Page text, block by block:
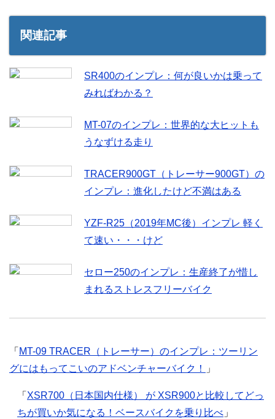
関連記事
SR400のインプレ：何が良いかは乗って
みればわかる？
MT-07のインプレ：世界的な大ヒットも
うなずける走り
TRACER900GT（トレーサー900GT）の
インプレ：進化したけど不満はある
YZF-R25（2019年MC後）インプレ 軽く
て速い・・・けど
セロー250のインプレ：生産終了が惜し
まれるストレスフリーバイク
「 MT-09 TRACER（トレーサー）のインプレ：ツーリン
グにはもってこいのアドベンチャーバイク！
」
「 XSR700（日本国内仕様） が XSR900と比較してどっ
ちが買いか気になる！ベースバイクを乗り比べ 」